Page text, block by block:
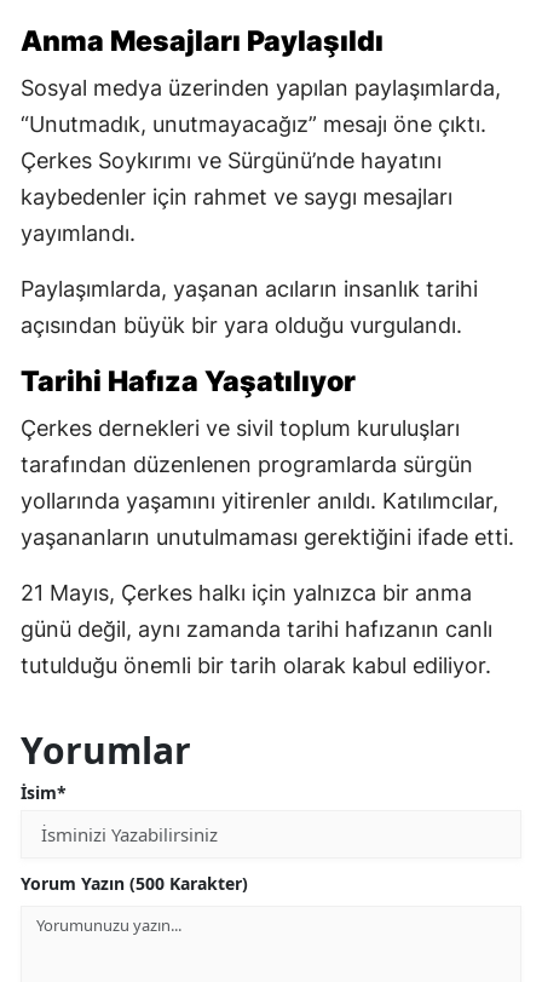
Anma Mesajları Paylaşıldı
Sosyal medya üzerinden yapılan paylaşımlarda,
“Unutmadık, unutmayacağız” mesajı öne çıktı.
Çerkes Soykırımı ve Sürgünü’nde hayatını
kaybedenler için rahmet ve saygı mesajları
yayımlandı.
Paylaşımlarda, yaşanan acıların insanlık tarihi
açısından büyük bir yara olduğu vurgulandı.
Tarihi Hafıza Yaşatılıyor
Çerkes dernekleri ve sivil toplum kuruluşları
tarafından düzenlenen programlarda sürgün
yollarında yaşamını yitirenler anıldı. Katılımcılar,
yaşananların unutulmaması gerektiğini ifade etti.
21 Mayıs, Çerkes halkı için yalnızca bir anma
günü değil, aynı zamanda tarihi hafızanın canlı
tutulduğu önemli bir tarih olarak kabul ediliyor.
Yorumlar
İsim*
Yorum Yazın (500 Karakter)